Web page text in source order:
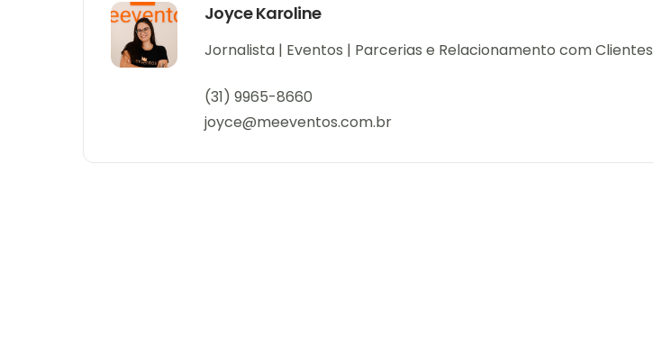
Joyce Karoline
Jornalista | Eventos | Parcerias e Relacionamento com Clientes
(31) 9965-8660
joyce@meeventos.com.br